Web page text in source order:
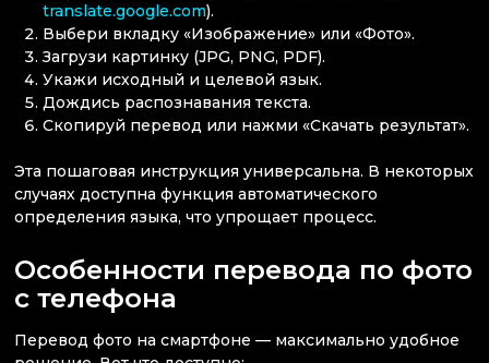
translate.google.com).
Выбери вкладку «Изображение» или «Фото».
Загрузи картинку (JPG, PNG, PDF).
Укажи исходный и целевой язык.
Дождись распознавания текста.
Скопируй перевод или нажми «Скачать результат».
Эта пошаговая инструкция универсальна. В некоторых
случаях доступна функция автоматического
определения языка, что упрощает процесс.
Особенности перевода по фото
с телефона
Перевод фото на смартфоне — максимально удобное